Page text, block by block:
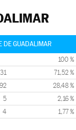
DE GUADALIMAR
100 %
71,52 %
92 28,48 %
5 2,16 %
4 1,77 %